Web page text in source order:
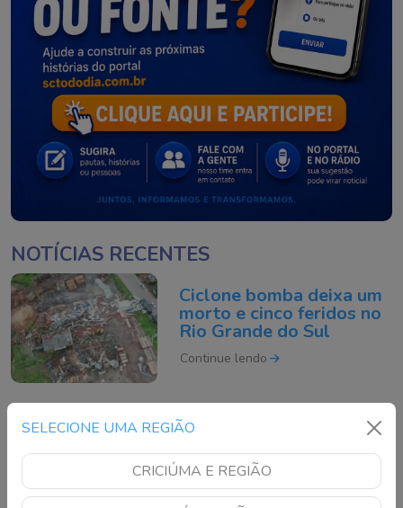
SELECIONE UMA REGIÃO
CRICIÚMA E REGIÃO
NOTÍCIAS RECENTES
Ciclone bomba deixa um
morto e cinco feridos no
Rio Grande do Sul
Continue lendo
Motociclista morre após
101 em São José
Continue lendo